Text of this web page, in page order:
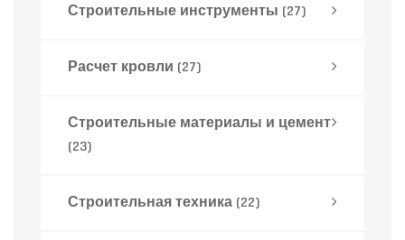
Строительные инструменты (27)
Расчет кровли (27)
Строительные материалы и цемент
(23)
Строительная техника (22)